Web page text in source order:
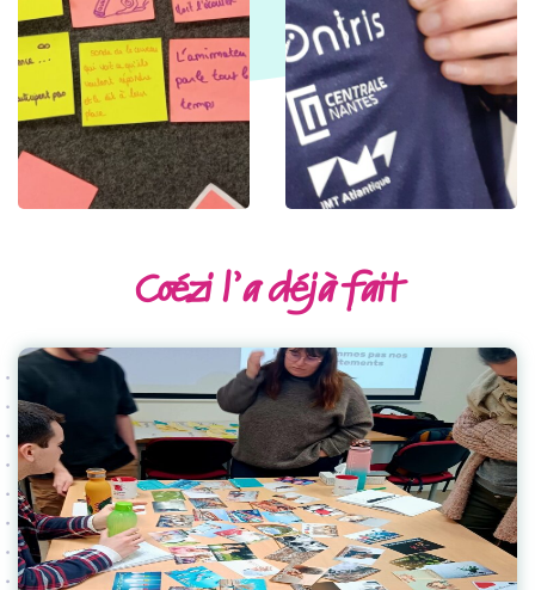
Coézi l’a déjà fait